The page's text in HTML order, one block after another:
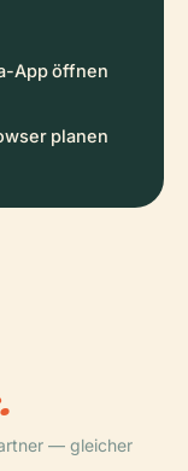
App öffnen
planen
— gleicher